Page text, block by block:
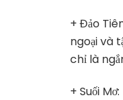
+ Đảo
ngoại và
chỉ là
+ Suối